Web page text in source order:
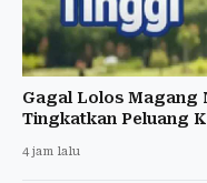
Gagal Lolos Magang
Tingkatkan Peluang
4 jam lalu